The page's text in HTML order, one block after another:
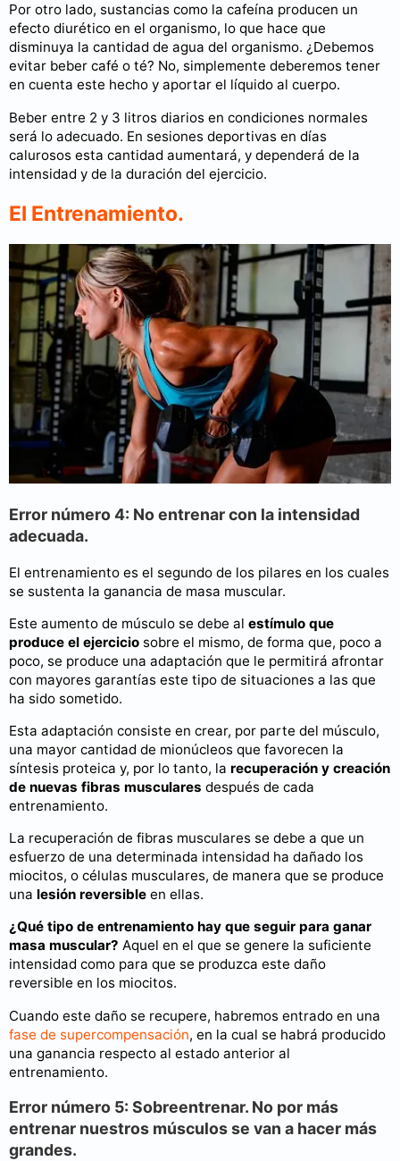
Por otro lado, sustancias como la cafeína producen un
efecto diurético en el organismo, lo que hace que
disminuya la cantidad de agua del organismo. ¿Debemos
evitar beber café o té? No, simplemente deberemos tener
en cuenta este hecho y aportar el líquido al cuerpo.
Beber entre 2 y 3 litros diarios en condiciones normales
será lo adecuado. En sesiones deportivas en días
calurosos esta cantidad aumentará, y dependerá de la
intensidad y de la duración del ejercicio.
El Entrenamiento.
Error número 4: No entrenar con la intensidad
adecuada.
El entrenamiento es el segundo de los pilares en los cuales
se sustenta la ganancia de masa muscular.
Este aumento de músculo se debe al estímulo que
produce el ejercicio sobre el mismo, de forma que, poco a
poco, se produce una adaptación que le permitirá afrontar
con mayores garantías este tipo de situaciones a las que
ha sido sometido.
Esta adaptación consiste en crear, por parte del músculo,
una mayor cantidad de mionúcleos que favorecen la
síntesis proteica y, por lo tanto, la recuperación y creación
de nuevas fibras musculares después de cada
entrenamiento.
La recuperación de fibras musculares se debe a que un
esfuerzo de una determinada intensidad ha dañado los
miocitos, o células musculares, de manera que se produce
una lesión reversible en ellas.
¿Qué tipo de entrenamiento hay que seguir para ganar
masa muscular? Aquel en el que se genere la suficiente
intensidad como para que se produzca este daño
reversible en los miocitos.
Cuando este daño se recupere, habremos entrado en una
fase de supercompensación, en la cual se habrá producido
una ganancia respecto al estado anterior al
entrenamiento.
Error número 5: Sobreentrenar. No por más
entrenar nuestros músculos se van a hacer más
grandes.